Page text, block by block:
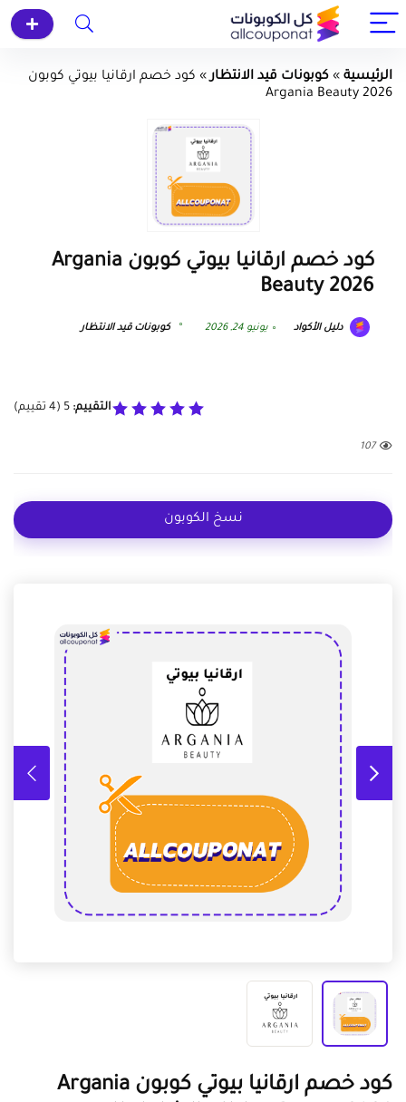
الرئيسية » كوبونات قيد الانتظار» كود خصم ارقانيا بيوتي كوبون
Argania Beauty 2026
كود خصم ارقانيا بيوتي كوبون Argania
Beauty 2026
دليل الأكواد يونيو 24, 2026 كوبونات قيد الانتظار
التقييم: 5
(
4 تقييم)
107
نسخ الكوبون
كود خصم ارقانيا بيوتي كوبون Argania